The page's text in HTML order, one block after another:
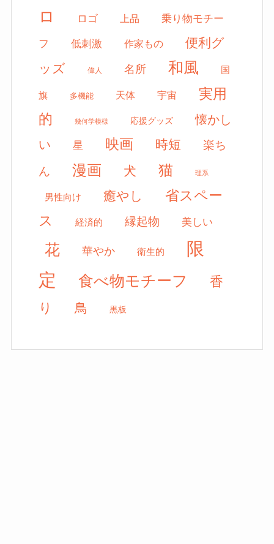
ロ
ロゴ 上品 乗り物モチー
フ 低刺激 作家もの
便利グ
ッズ
偉人 名所 和風 国
旗 多機能 天体 宇宙
実用
的
幾何学模様 応援グッズ
懐かし
い
星 映画 時短 楽ち
ん 漫画 犬 猫 理系
男性向け 癒やし
省スペー
ス
経済的 縁起物 美しい
花 華やか 衛生的
限
定
食べ物モチーフ
香
り
鳥 黒板